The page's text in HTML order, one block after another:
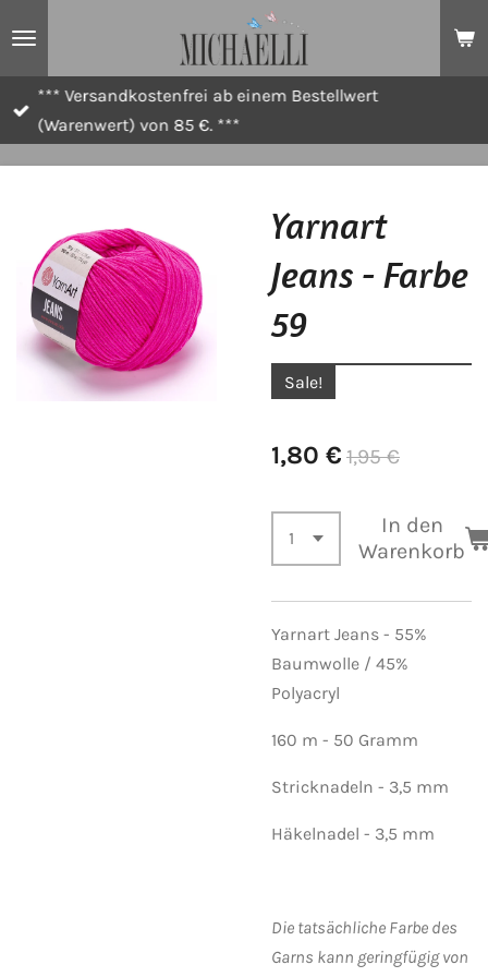
*** Versandkostenfrei ab einem Bestellwert
(Warenwert) von 85 €. ***
Yarnart
Jeans - Farbe
59
Sale!
1,80 € 1,95 €
In den
Warenkorb
Yarnart Jeans - 55%
Baumwolle / 45%
Polyacryl
160 m - 50 Gramm
Stricknadeln - 3,5 mm
Häkelnadel - 3,5 mm
Die tatsächliche Farbe des
Garns kann geringfügig von